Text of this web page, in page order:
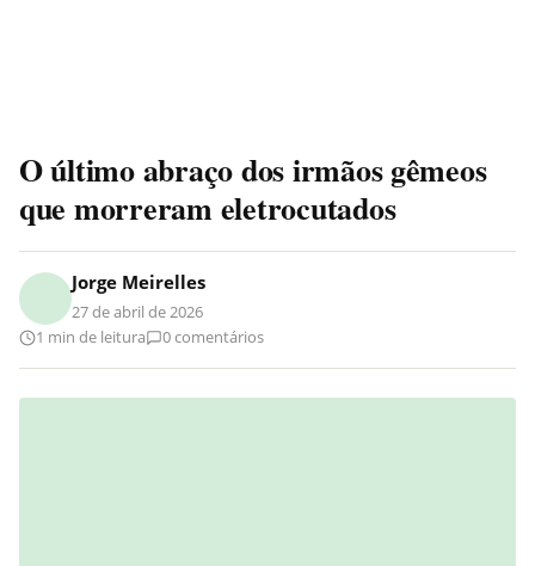
O último abraço dos irmãos gêmeos
que morreram eletrocutados
Jorge Meirelles
27 de abril de 2026
1 min de leitura
0 comentários